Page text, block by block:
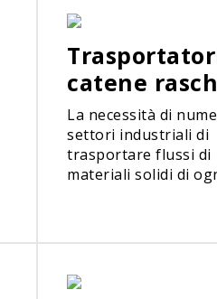
catene
La necessità di
settori industriali di
trasportare flussi di
materiali solidi di